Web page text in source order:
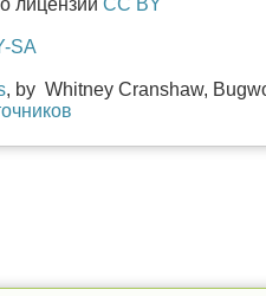
лицензии CC BY
SA
, by Whitney Cranshaw,